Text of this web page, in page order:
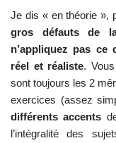
Je dis « en théorie »,
gros défauts de
n’appliquez pas
réel et réaliste.
sont toujours les 2
exercices (assez
différents accents
l’intégralité des